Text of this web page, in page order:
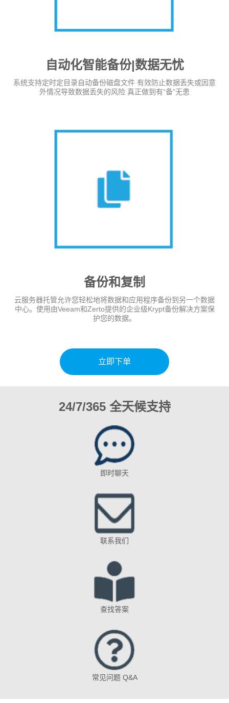
自动化智能备份|数据无忧
系统支持定时定目录自动备份磁盘文件 有效防止数据丢失或因意
外情况导致数据丢失的风险 真正做到有“备”无患
备份和复制
云服务器托管允许您轻松地将数据和应用程序备份到另一个数据
中心。使用由Veeam和Zerto提供的企业级Krypt备份解决方案保
护您的数据。
立即下单
24/7/365 全天候支持
即时聊天
联系我们
查找答案
常见问题 Q&A